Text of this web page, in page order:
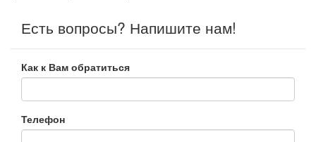
Есть вопросы? Напишите нам!
Как к Вам обратиться
Телефон